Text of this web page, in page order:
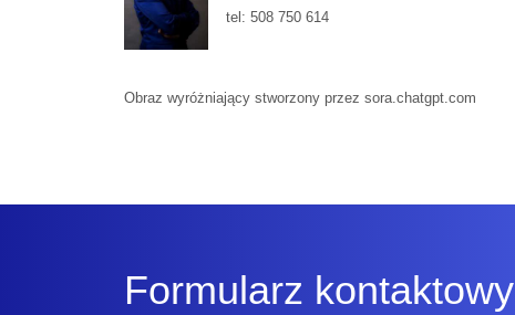
tel: 508 750 614
Obraz wyróżniający stworzony przez sora.chatgpt.com
Formularz kontaktowy